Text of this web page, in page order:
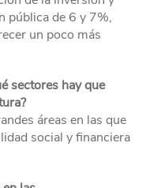
pública de 6 y 7%,
un poco más
sectores hay que
áreas en las que
social y financiera